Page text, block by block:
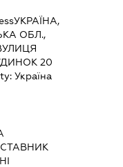
УКРАЇНА,
ОБЛ.,
20
Україна